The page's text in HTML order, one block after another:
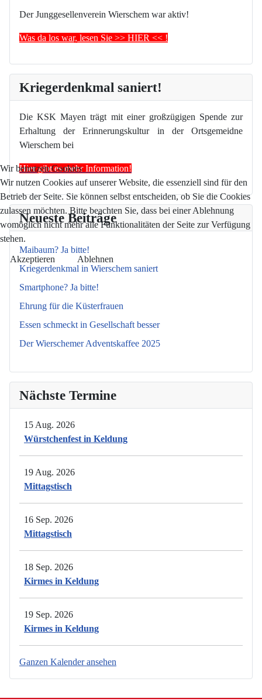
Der Junggesellenverein Wierschem war aktiv!
Was da los war, lesen Sie >> HIER << !
Kriegerdenkmal saniert!
Die KSK Mayen trägt mit einer großzügigen Spende zur
Erhaltung der Erinnerungskultur in der Ortsgemeidne
Wierschem bei
Hier gibt es mehr Information!
Neueste Beiträge
Maibaum? Ja bitte!
Kriegerdenkmal in Wierschem saniert
Smartphone? Ja bitte!
Ehrung für die Küsterfrauen
Essen schmeckt in Gesellschaft besser
Der Wierschemer Adventskaffee 2025
Nächste Termine
15 Aug. 2026
Würstchenfest in Keldung
19 Aug. 2026
Mittagstisch
16 Sep. 2026
Mittagstisch
18 Sep. 2026
Kirmes in Keldung
19 Sep. 2026
Kirmes in Keldung
Ganzen Kalender ansehen
Wir benutzen Cookies
Wir nutzen Cookies auf unserer Website, die essenziell sind für den
Betrieb der Seite. Sie können selbst entscheiden, ob Sie die Cookies
zulassen möchten. Bitte beachten Sie, dass bei einer Ablehnung
womöglich nicht mehr alle Funktionalitäten der Seite zur Verfügung
stehen.
Akzeptieren Ablehnen